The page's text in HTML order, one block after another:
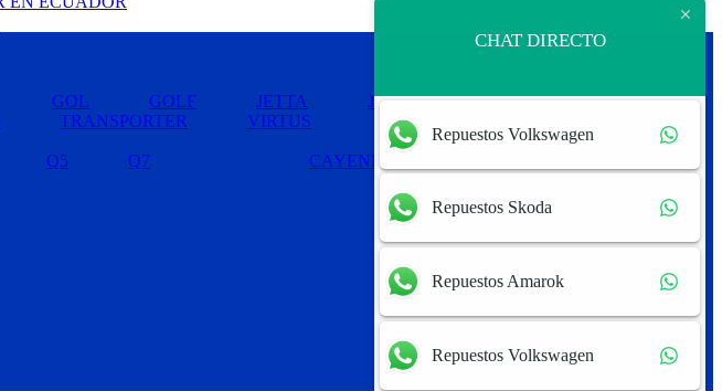
GOL GOLF JETTA JETTA MEXICANO
PASSAT
TRANSPORTER VIRTUS
Q5 Q7 CAYENNE
CHAT DIRECTO
Repuestos Volkswagen
Repuestos Skoda
Repuestos Amarok
Repuestos Volkswagen